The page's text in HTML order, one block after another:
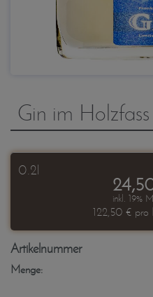
Gin im
0.2l
inkl. 19%
122,50 € pro
Artikelnummer
Menge: